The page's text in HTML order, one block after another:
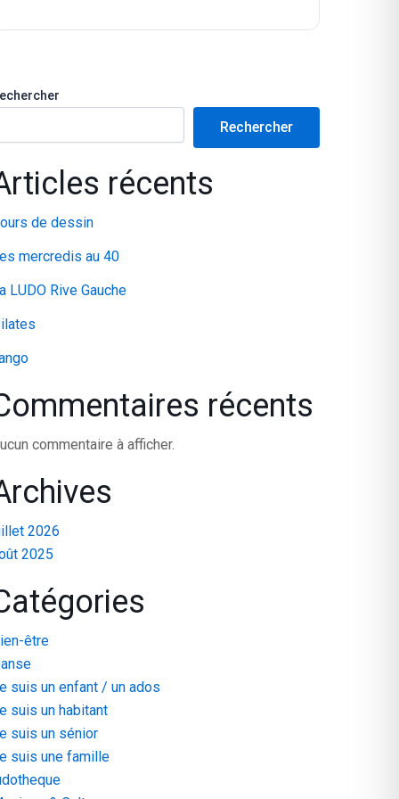
Rechercher
récents
de dessin
mercredis au 40
LUDO Rive Gauche
récents
commentaire à afficher.
2026
2025
être
suis un enfant / un ados
suis un habitant
suis un sénior
suis une famille